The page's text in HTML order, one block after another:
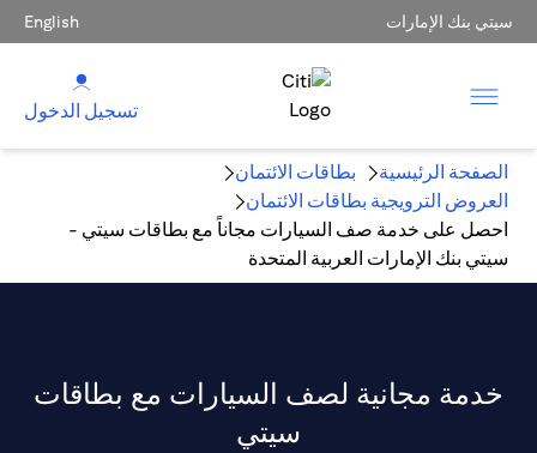
سيتي بنك الإمارات English
تسجيل الدخول
الصفحة الرئيسية
بطاقات الائتمان
العروض الترويجية بطاقات الائتمان
احصل على خدمة صف السيارات مجاناً مع بطاقات سيتي -
سيتي بنك الإمارات العربية المتحدة
خدمة مجانية لصف السيارات مع بطاقات
سيتي